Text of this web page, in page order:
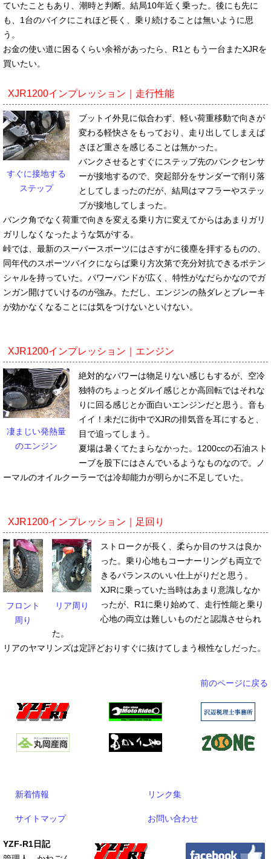
ていたこともあり、潮時と判断。結局10年近く乗った。後にも先に
も、1台のバイクにこれほど長く、乗り続けることは無いように思
う。
お金の使い道に困るくらい余裕があったら、R1ともう一台またXJRを
買いたい。
XJR1200インプレッション｜走行性能
すぐに接地する
ステップ
ブットイ外見に似合わず、軽い荷重移動で向きが
変わる軽快さをもっており、走り出してしまえば
さほど重さを感じることは無かった。
バンクさせるとすぐにステップ先のバンクセンサ
ーが接地するので、突起部分をサンダーで削り落
としてしまったのだが、結局はマフラーやステッ
プが接地してしまった。
バンク角でなく荷重で向きを変える乗り方に変えてからはあまりガリ
ガリしなくなったような気がする。
峠では、最新のスーパースポーツにはさすがに後塵を拝するものの、
同年代のスポーツバイクにならば乗り方次第で充分対抗できるポテン
シャルを持っていた。パワーバンドが広く、特性がなだらかなのでガ
ンガン開けていけるのが強み。ただし、エンジンの熱ダレとブレーキ
が効かなくなることには気をつけないといけない。
XJR1200インプレッション｜エンジン
凄まじい発熱量
のエンジン
絶対的なパワーは物足りない感じもするが、空冷
独特のちょっとダルイ感じとか高回転ではそれな
りに回る感じとか面白いエンジンだと思う。音も
イイ！未だに街中でXJRの排気音を耳にすると、
目で追ってしまう。
夏場は暑くてたまらなかった。1200ccの石油スト
ーブを股下にはさんでいるようなものなので。ノ
ーマルのオイルクーラーでは冷却能力が明らかに不足していた。
XJR1200インプレッション｜足回り
フロント
周り
リア周り
ストロークが長く、柔らか目のサスは良か
った。乗り心地もコーナーリングも両立で
きるバランスのいい仕上がりだと思う。
XJRに乗っていた当時はあまり意識しなか
ったが、R1に乗り始めて、走行性能と乗り
心地の両立は難しいものだと認識させられ
た。
リアのヤマリンズは定評どおりすぐに抜けてしまう根性なしだった。
前のページに戻る
新着情報 リンク集
サイトマップ お問い合わせ
YZF-R1日記